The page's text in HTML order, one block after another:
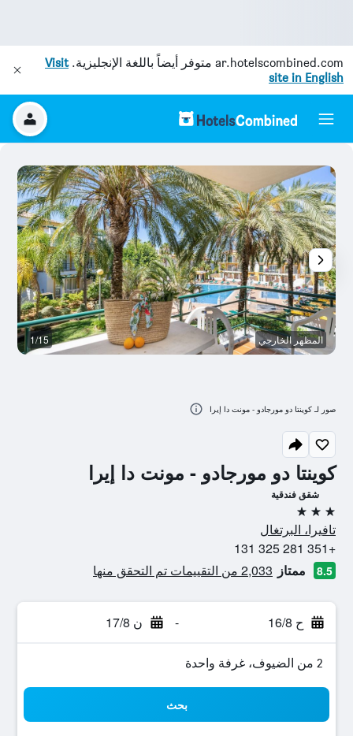
ar.hotelscombined.com متوفر أيضاً باللغة الإنجليزية.Visit
site in English
كوينتا دو مورجادو - مونت دا إيرا
شقق فندقية
3 نجوم
تافيرا، البرتغال
+351 281 325 131
8.5 ممتاز 2,033 من التقييمات تم التحقق منها
ح 16/8 - ن 17/8
2 من الضيوف، غرفة واحدة
بحث
المظهر الخارجي 1/15
صور لـ كوينتا دو مورجادو - مونت دا إيرا